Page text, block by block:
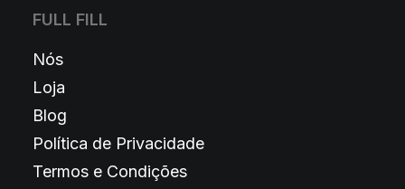
FULL FILL
Nós
Loja
Blog
Política de Privacidade
Termos e Condições